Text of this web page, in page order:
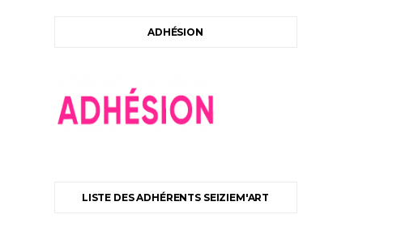
ADHÉSION
LISTE DES ADHÉRENTS SEIZIEM'ART